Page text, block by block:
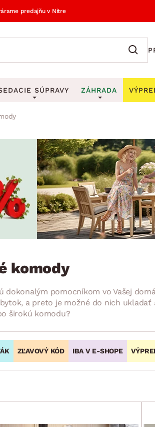
predajňu v Nitre
Vešiaky na kľúče
Stojany na dáždniky
Stojany na noviny
Stojany na oblečenie
Zobrazit vše
ZÁHRADNÉ DOPLNKY
SÚPRAVY
Rohové sedacie súpravy
Sedacie súpravy 3-2-1
Sedacie súpravy na mieru
ZÁHRADA
Záhradné stoličky
Záhradné
Záhradné
Záhradné
Záhradné
Záhradné
komody
pomocníkom vo Vašej
a preto je možné do nich
širokú komodu?
ZĽAVOVÝ KÓD IBA V E-SHOPE